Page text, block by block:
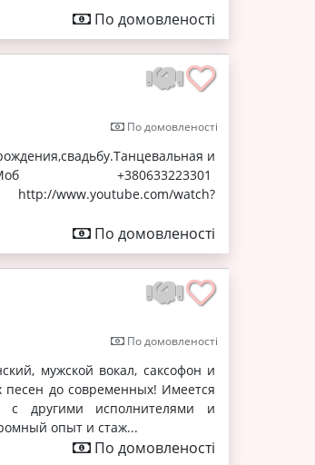
По домовленості
По домовленості
и
+380633223301
www.youtube.com/watch?
По домовленості
По домовленості
мужской вокал, саксофон и
до современных! Имеется
с другими исполнителями и
опыт и стаж...
По домовленості